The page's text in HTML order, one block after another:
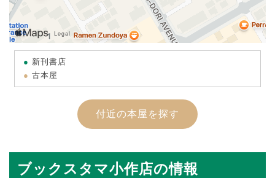
新刊書店
古本屋
付近の本屋を探す
ブックスタマ小作店の情報